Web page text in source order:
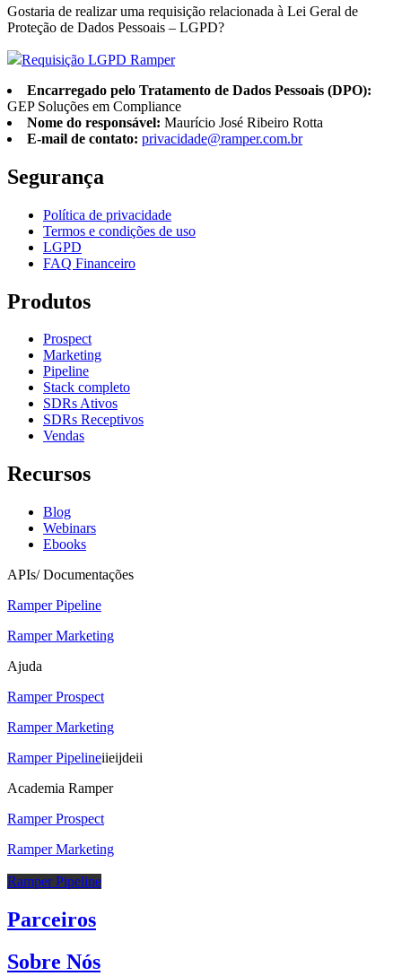
Gostaria de realizar uma requisição relacionada à Lei Geral de
Proteção de Dados Pessoais – LGPD?
Requisição LGPD Ramper
Encarregado pelo Tratamento de Dados Pessoais (DPO):
GEP Soluções em Compliance
Nome do responsável: Maurício José Ribeiro Rotta
E-mail de contato: privacidade@ramper.com.br
Segurança
Política de privacidade
Termos e condições de uso
LGPD
FAQ Financeiro
Produtos
Prospect
Marketing
Pipeline
Stack completo
SDRs Ativos
SDRs Receptivos
Vendas
Recursos
Blog
Webinars
Ebooks
APIs/ Documentações
Ramper Pipeline
Ramper Marketing
Ajuda
Ramper Prospect
Ramper Marketing
Ramper Pipelineiieijdeii
Academia Ramper
Ramper Prospect
Ramper Marketing
Ramper Pipeline
Parceiros
Sobre Nós